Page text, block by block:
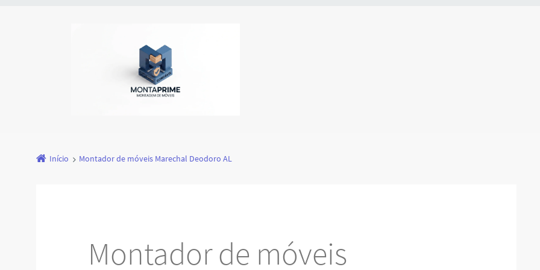
Início Montador de móveis Marechal Deodoro AL
Montador de móveis